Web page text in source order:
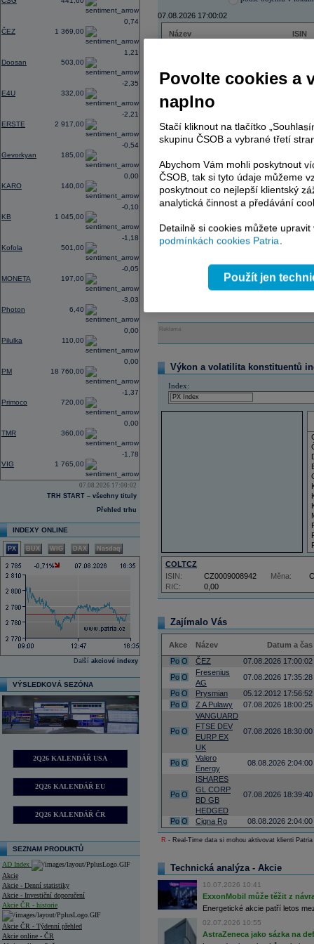
ČEZ 1 369,00
0,74
Doosan 503,00
1,21
E4U 332,00
-2,35
ERSTE 2 917,00
-2,21
Gevorkyan 185,00
-0,54
KARO 140,00
0,00
KB 1 045,00
-0,10
Kofola 501,00
-1,18
MONETA 197,00
-0,05
Photon 6,40
-3,03
Pilulka 110,00
0,00
PM 18 760,00
0,00
Primoco 720,00
-1,37
TMR 360,00
0,00
VIG 1 765,00
-1,78
07.08.2026 17:00:02
TRH START – všechny tituly
Přehled trhu
INDEXY ONLINE
PX BUX WIG DAX Nasdaq
Další akciové indexy
VÝSLEDKOVÁ SEZÓNA
2Q26 KALENDÁŘ USA
2Q26 KALENDÁŘ EU
2Q26 KALENDÁŘ ČR
SEZNAM PRODUKTŮ
AD Index
Akcie
Akcie - Denní statistiky
Akcie - Investiční doporučení
Akcie ČR - historie
Akcie ČR - Týdenní přehled
Akcie online - ČR
07.08.2026 17:00:02
Název
ISIN
ERSTE BANK
TMR
AD index - vývoj
Region
Reklama
Výkon a volatilita konstituentů
Index:
COLTCZ
RIC: 0,00
ISIN: CZ0009008942 Měna:
Zajímalo Vás
Akce Název
Datum a čas
Po O ČEZ
07.08.2026 17:00:02
Po O
Fresenius
AG
07.08.2026 17:35:28
Po O Prysmian
05.12.2012 17:56:52
Po O Z A Pulawy 07.08.2026 18:00:25
Po O
VANGUARD
FTSE DEV
EURP EX
UK
07.08.2026 18:30:00
Po O
Valero
Energy
08.08.2026 2:04:00
Po O
ISHARES
GL CORP
BD GB
HEDGED
07.08.2026 18:39:40
Po O Cigna Rg 08.08.2026 2:04:00
R - Real-Time data si mohou aktivovat klienti
Technická analýza - Akcie
10.07.2026 10:41
ExxonMobil může těžit z
Energetické akcie patří letos
02.07.2026 10:55
AstraZeneca jako sázka na
Povolte cookies a
naplno
Stačí kliknout na tlačítko
skupinu ČSOB a vybrané třetí
Abychom Vám mohli poskytnout
ČSOB, tak si tyto údaje můžeme
poskytnout co nejlepší klientský
analytická činnost a předávání
Detailně si cookies můžete
podmínkách cookies Patria.
Použít jen